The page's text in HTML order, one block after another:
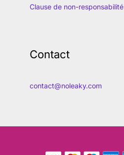
Clause de non-responsabilité
Contact
contact@noleaky.com